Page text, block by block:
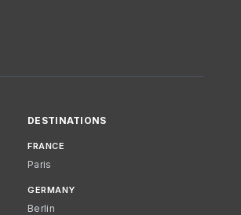
DESTINATIONS
FRANCE
Paris
GERMANY
Berlin